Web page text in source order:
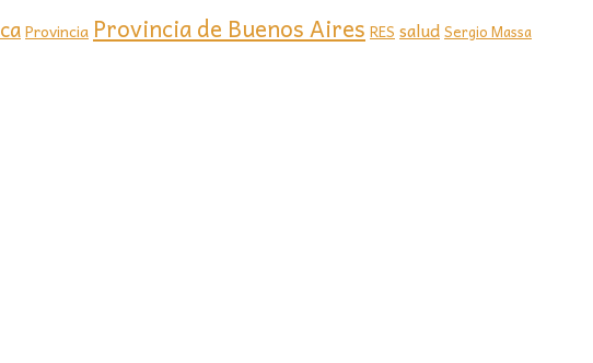
Provincia Provincia de Buenos Aires RES saludSergio Massa